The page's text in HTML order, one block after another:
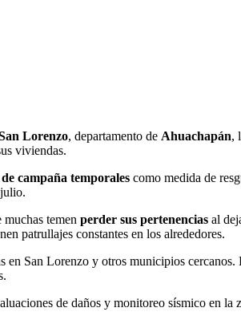
Lorenzo, departamento de Ahuachapán,
viviendas.
campaña temporales como medida de
muchas temen perder sus pertenencias al
patrullajes constantes en los alrededores.
en San Lorenzo y otros municipios cercanos.
de daños y monitoreo sísmico en la